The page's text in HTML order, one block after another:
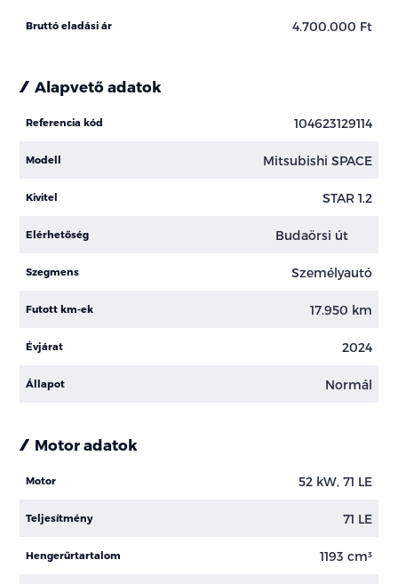
Bruttó eladási ár 4.700.000 Ft
Alapvető adatok
Referencia kód 104623129114
Modell Mitsubishi SPACE
Kivitel STAR 1.2
Elérhetőség Budaörsi út
Szegmens Személyautó
Futott km-ek 17.950 km
Évjárat 2024
Állapot Normál
Motor adatok
Motor 52 kW, 71 LE
Teljesítmény 71 LE
Hengerűrtartalom 1193 cm³